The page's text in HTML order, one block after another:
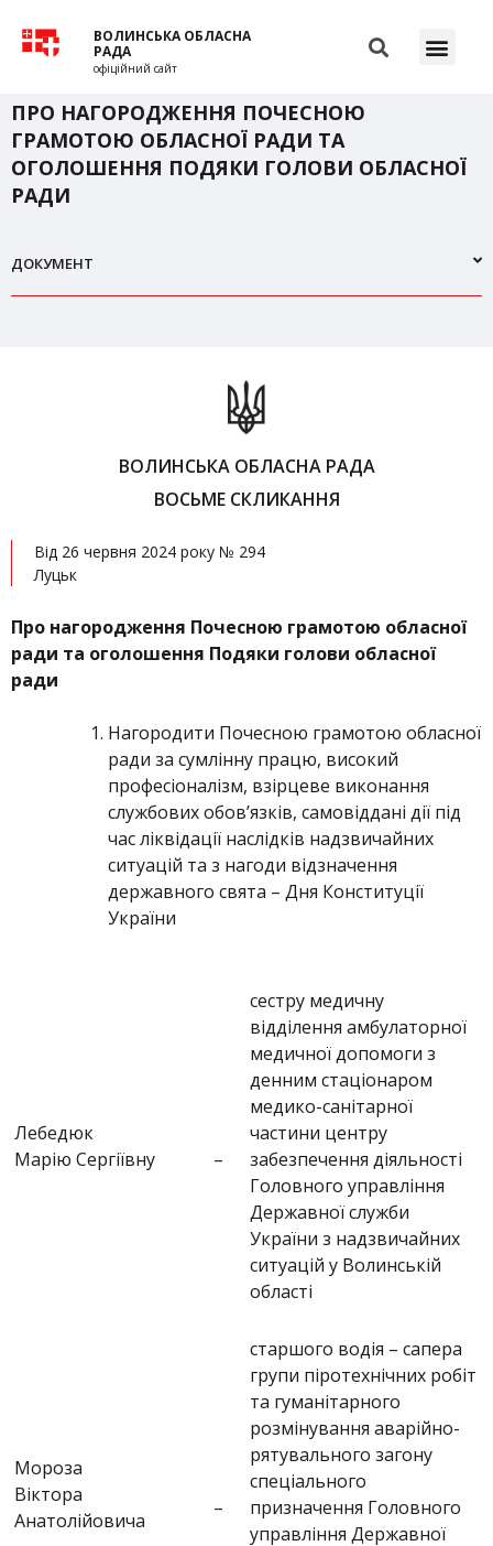
ВОЛИНСЬКА ОБЛАСНА
РАДА
офіційний сайт
ПРО НАГОРОДЖЕННЯ ПОЧЕСНОЮ
ГРАМОТОЮ ОБЛАСНОЇ РАДИ ТА
ОГОЛОШЕННЯ ПОДЯКИ ГОЛОВИ ОБЛАСНОЇ
РАДИ
ДОКУМЕНТ
ВОЛИНСЬКА ОБЛАСНА РАДА
ВОСЬМЕ СКЛИКАННЯ
Від 26 червня 2024 року № 294
Луцьк
Про нагородження Почесною грамотою обласної
ради та оголошення Подяки голови обласної
ради
Нагородити Почесною грамотою обласної
ради за сумлінну працю, високий
професіоналізм, взірцеве виконання
службових обов’язків, самовіддані дії під
час ліквідації наслідків надзвичайних
ситуацій та з нагоди відзначення
державного свята – Дня Конституції
України
Лебедюк
Марію Сергіївну
–
сестру медичну
відділення амбулаторної
медичної допомоги з
денним стаціонаром
медико-санітарної
частини центру
забезпечення діяльності
Головного управління
Державної служби
України з надзвичайних
ситуацій у Волинській
області
Мороза
Віктора
Анатолійовича
–
старшого водія – сапера
групи піротехнічних робіт
та гуманітарного
розмінування аварійно-
рятувального загону
спеціального
призначення Головного
управління Державної